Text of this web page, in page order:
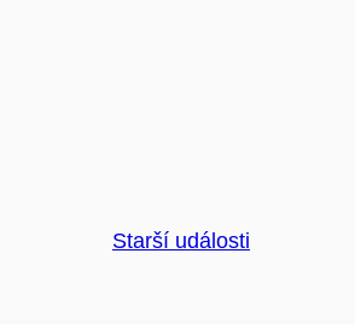
Starší události